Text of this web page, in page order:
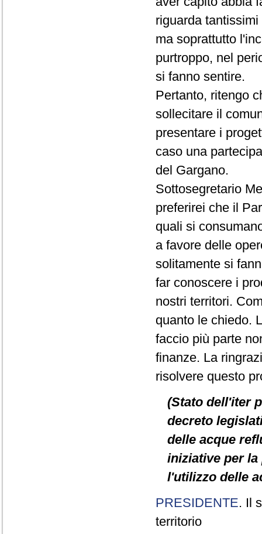
riguarda
ma soprattutto
purtroppo, nel
si fanno sentire.
Pertanto, ritengo
sollecitare il
presentare i
caso una
del Gargano.
Sottosegretario
preferirei che il
quali si
a favore delle
solitamente si
far conoscere i
nostri territori.
quanto le chiedo.
faccio più parte
finanze. La
risolvere questo
(Stato dell'iter
decreto
delle acque
iniziative per la
l'utilizzo delle
PRESIDENTE. Il
territorio